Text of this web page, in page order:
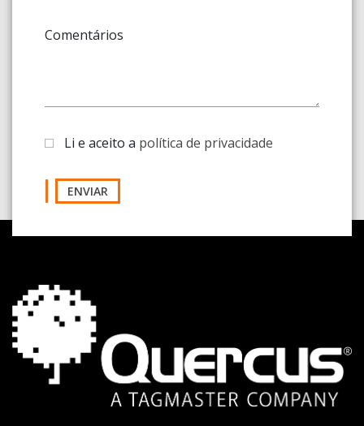
Comentários
Li e aceito a política de privacidade
ENVIAR